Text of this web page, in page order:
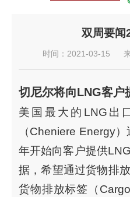
双周要闻
时间：2021-03-15
切尼尔将向LNG客户
美国最大的LNG出
（Cheniere Energy
年开始向客户提供
据，希望通过货物排
货物排放标签（